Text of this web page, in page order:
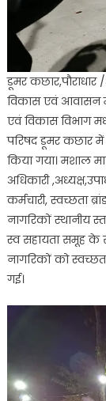
डूमर कछार,पौराधार
विकास एवं आवासन
एवं विकास विभाग
परिषद डूमर कछार
किया गया। मशाल
अधिकारी
कर्मचारी, स्वच्छता
नागरिकों स्थानीय
स्व सहायता समूह के
नागरिकों को
गई।